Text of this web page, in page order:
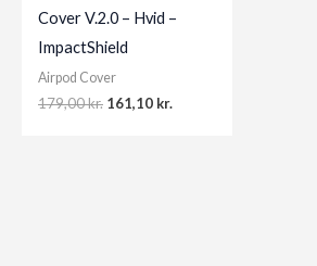
Cover V.2.0 – Hvid –
ImpactShield
Airpod Cover
179,00kr. Original
161,10 kr.